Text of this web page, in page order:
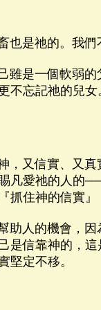
是祂的。我們
是一個軟弱的
不忘記祂的兒女
又信實、又真
凡愛祂的人的
抓住神的信實
人的機會，因
是信靠神的，
堅定不移。